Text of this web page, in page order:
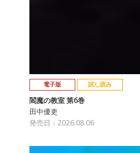
電子版 試し読み
閻魔の教室 第6巻
田中優吏
発売日：2026.08.06